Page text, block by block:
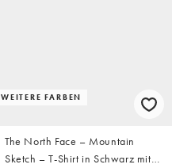
WEITERE FARBEN
The North Face – Mountain
Sketch – T-Shirt in Schwarz mit